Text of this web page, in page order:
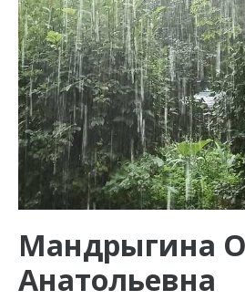
Мандрыгина
Анатольевна